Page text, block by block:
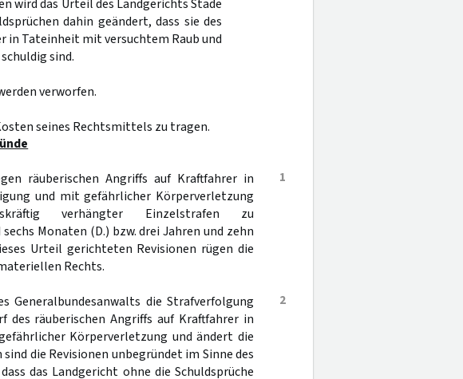
wird das Urteil des Landgerichts Stade
dahin geändert, dass sie des
in Tateinheit mit versuchtem Raub und
sind.
verworfen.
seines Rechtsmittels zu tragen.
1
räuberischen Angriffs auf Kraftfahrer in
und mit gefährlicher Körperverletzung
verhängter Einzelstrafen zu
Monaten (D.) bzw. drei Jahren und zehn
Urteil gerichteten Revisionen rügen die
Rechts.
2
Generalbundesanwalts die Strafverfolgung
des räuberischen Angriffs auf Kraftfahrer in
Körperverletzung und ändert die
die Revisionen unbegründet im Sinne des
das Landgericht ohne die Schuldsprüche